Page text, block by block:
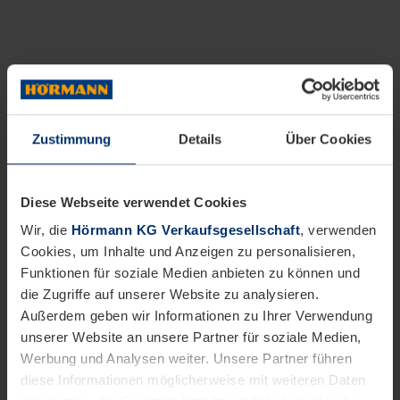
Zustimmung Details Über Cookies
Diese Webseite verwendet Cookies
Wir, die Hörmann KG Verkaufsgesellschaft, verwenden
Cookies, um Inhalte und Anzeigen zu personalisieren,
Funktionen für soziale Medien anbieten zu können und
die Zugriffe auf unserer Website zu analysieren.
Außerdem geben wir Informationen zu Ihrer Verwendung
unserer Website an unsere Partner für soziale Medien,
Werbung und Analysen weiter. Unsere Partner führen
diese Informationen möglicherweise mit weiteren Daten